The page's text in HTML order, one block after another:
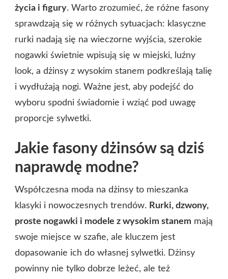
życia i figury. Warto zrozumieć, że różne fasony
sprawdzają się w różnych sytuacjach: klasyczne
rurki nadają się na wieczorne wyjścia, szerokie
nogawki świetnie wpisują się w miejski, luźny
look, a dżinsy z wysokim stanem podkreślają talię
i wydłużają nogi. Ważne jest, aby podejść do
wyboru spodni świadomie i wziąć pod uwagę
proporcje sylwetki.
Jakie fasony dżinsów są dziś
naprawdę modne?
Współczesna moda na dżinsy to mieszanka
klasyki i nowoczesnych trendów. Rurki, dzwony,
proste nogawki i modele z wysokim stanem mają
swoje miejsce w szafie, ale kluczem jest
dopasowanie ich do własnej sylwetki. Dżinsy
powinny nie tylko dobrze leżeć, ale też